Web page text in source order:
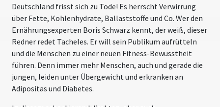
Deutschland frisst sich zu Tode! Es herrscht Verwirrung
über Fette, Kohlenhydrate, Ballaststoffe und Co. Wer den
Ernährungsexperten Boris Schwarz kennt, der weiß, dieser
Redner redet Tacheles. Er will sein Publikum aufrütteln
und die Menschen zu einer neuen Fitness-Bewusstheit
führen. Denn immer mehr Menschen, auch und gerade die
jungen, leiden unter Übergewicht und erkranken an
Adipositas und Diabetes.